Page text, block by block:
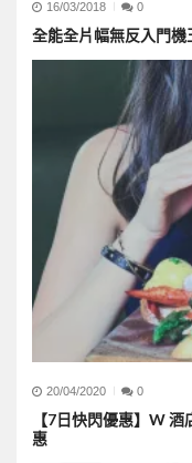
16/03/2018 0
全能全片幅無反入門機
20/04/2020 0
【7日快閃優惠】W
惠